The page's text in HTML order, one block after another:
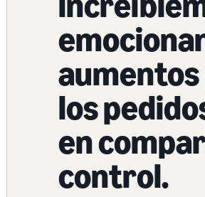
los
en
control.